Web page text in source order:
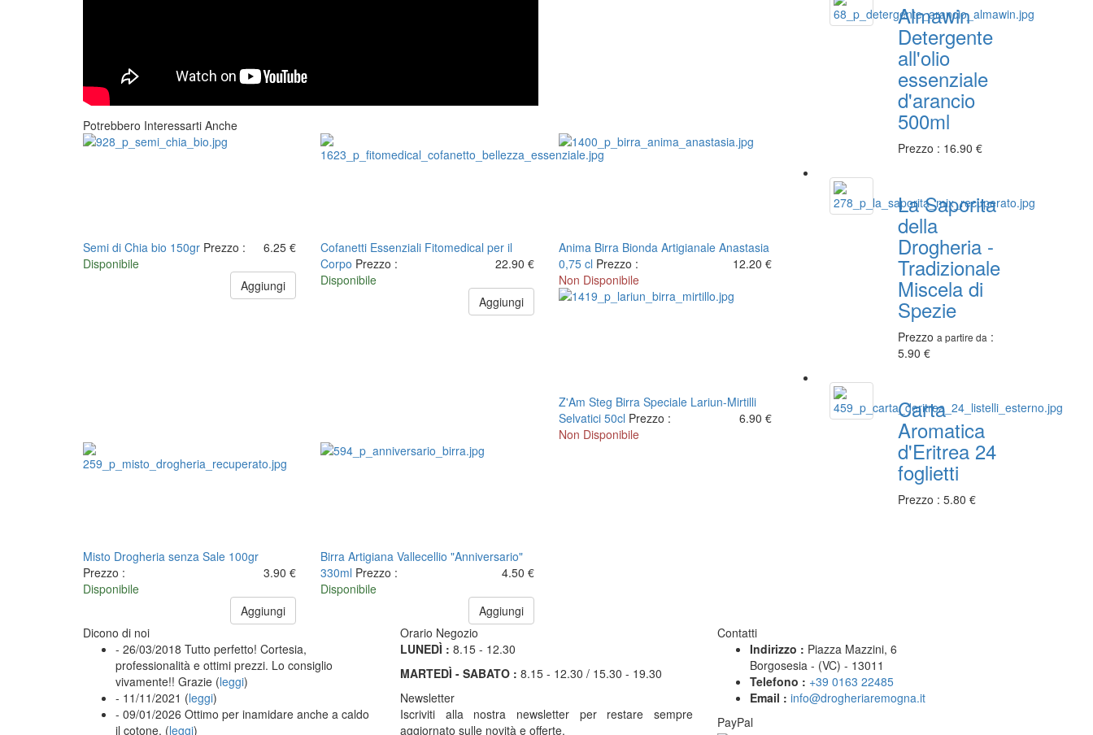
Potrebbero Interessarti Anche
Semi di Chia bio 150gr Prezzo :
6.25 €
Disponibile
Aggiungi
Cofanetti Essenziali Fitomedical per il
Corpo Prezzo :
22.90 €
Disponibile
Aggiungi
Anima Birra Bionda Artigianale Anastasia
0,75 cl Prezzo :
12.20 €
Non Disponibile
Z'Am Steg Birra Speciale Lariun-Mirtilli
Selvatici 50cl Prezzo :
6.90 €
Non Disponibile
Misto Drogheria senza Sale 100gr
Prezzo :
3.90 €
Disponibile
Aggiungi
Birra Artigiana Vallecellio "Anniversario"
330ml Prezzo :
4.50 €
Disponibile
Aggiungi
Almawin
Detergente
all'olio
essenziale
d'arancio
500ml
Prezzo : 16.90 €
La Saporita
della
Drogheria -
Tradizionale
Miscela di
Spezie
Prezzo a partire da:
5.90 €
Carta
Aromatica
d'Eritrea 24
foglietti
Prezzo : 5.80 €
Dicono di noi
- 26/03/2018 Tutto perfetto! Cortesia,
professionalità e ottimi prezzi. Lo consiglio
vivamente!! Grazie (leggi)
- 11/11/2021 (leggi)
- 09/01/2026 Ottimo per inamidare anche a caldo
il cotone. (leggi)
Orario Negozio
LUNEDÌ : 8.15 - 12.30
MARTEDÌ - SABATO : 8.15 - 12.30 / 15.30 - 19.30
Newsletter
Iscriviti alla nostra newsletter per restare sempre
aggiornato sulle novità e offerte.
Contatti
Indirizzo : Piazza Mazzini, 6
Borgosesia - (VC) - 13011
Telefono : +39 0163 22485
Email : info@drogheriaremogna.it
PayPal